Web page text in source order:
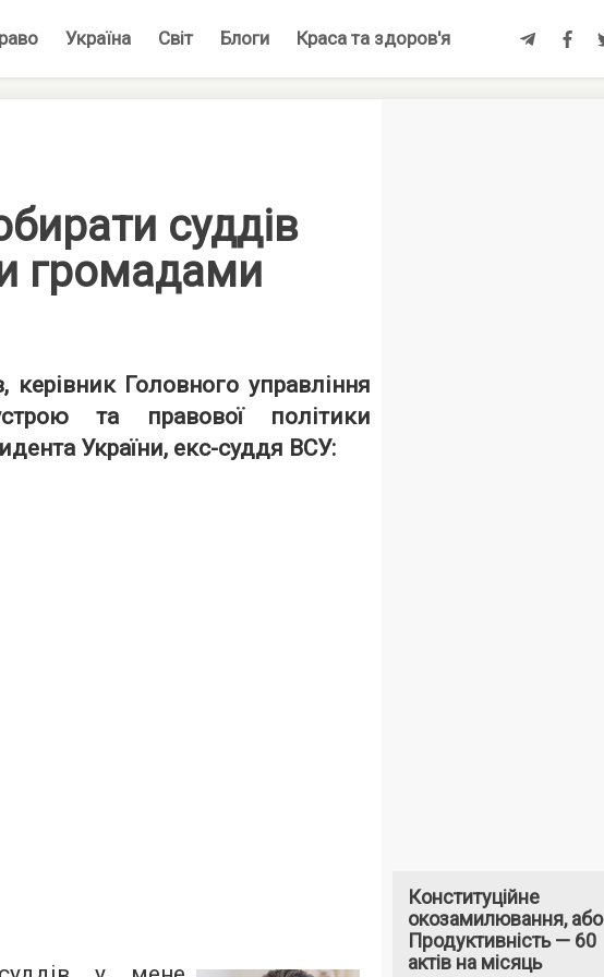
Україна Світ Блоги Краса та здоров'я
суддів
громадами
Головного управління
та правової політики
України, екс-суддя ВСУ:
Конституційне
окозамилювання, або
Продуктивність — 60
актів на місяць